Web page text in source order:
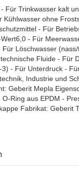
Für Trinkwasser kalt
Kühlwasser ohne
- Für
- Für
Löschwasser
Fluide - Für
- Für Unterdruck -
Industrie und
Geberit Mepla
Ring aus EPDM -
Fabrikat: Geberit